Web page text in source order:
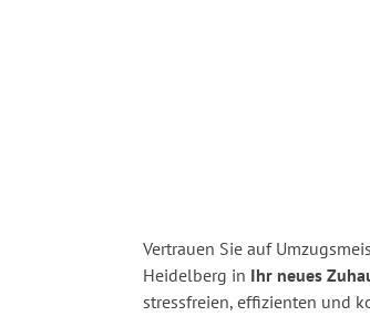
Vertrauen Sie auf
Heidelberg in Ihr neues
stressfreien, effizienten und